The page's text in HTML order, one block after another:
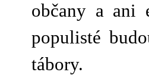
občany a ani
populisté
tábory.